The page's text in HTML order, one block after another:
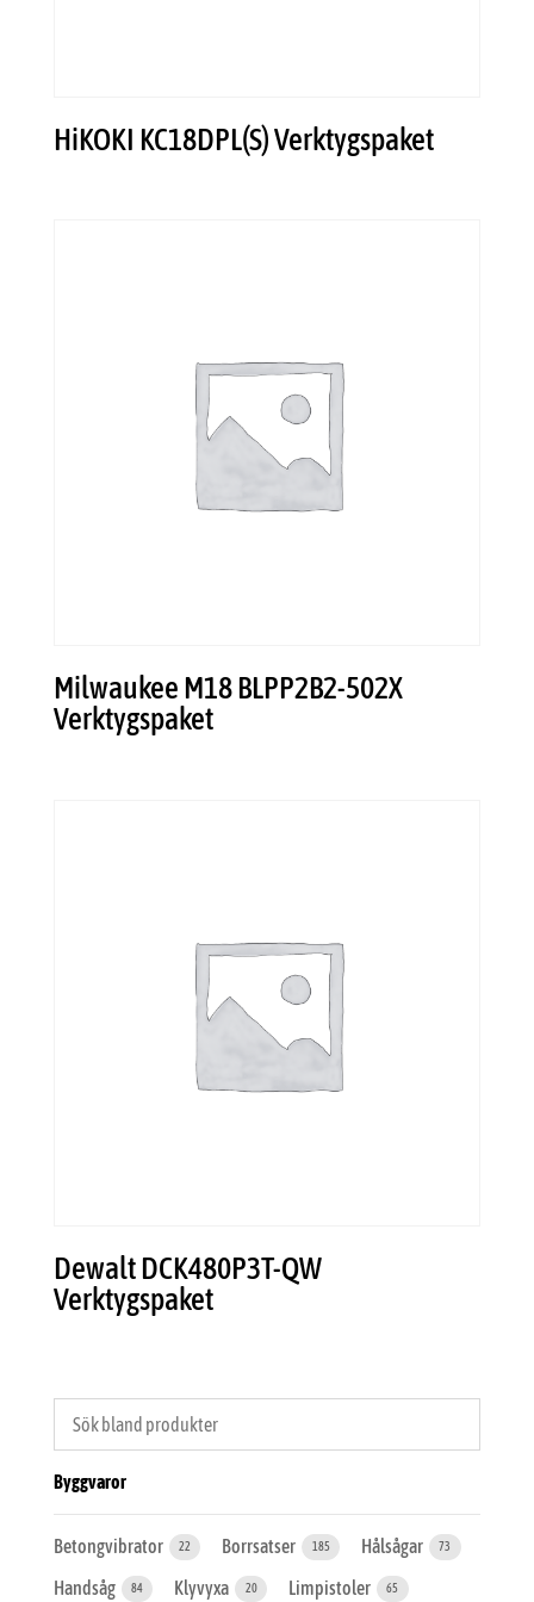
HiKOKI KC18DPL(S) Verktygspaket
Milwaukee M18 BLPP2B2-502X
Verktygspaket
Dewalt DCK480P3T-QW
Verktygspaket
Byggvaror
Betongvibrator 22 Borrsatser 185 Hålsågar 73
Handsåg 84 Klyvyxa 20 Limpistoler 65